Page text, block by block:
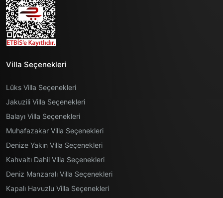
Villa Seçenekleri
Lüks Villa Seçenekleri
Jakuzili Villa Seçenekleri
Balayı Villa Seçenekleri
Muhafazakar Villa Seçenekleri
Denize Yakın Villa Seçenekleri
Kahvaltı Dahil Villa Seçenekleri
Deniz Manzaralı Villa Seçenekleri
Kapalı Havuzlu Villa Seçenekleri